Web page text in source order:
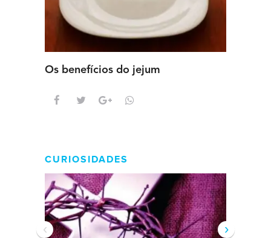
Os benefícios do jejum
CURIOSIDADES
‹ ›